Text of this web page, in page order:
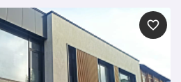
балкон
114500 ₽
пола и подоконников